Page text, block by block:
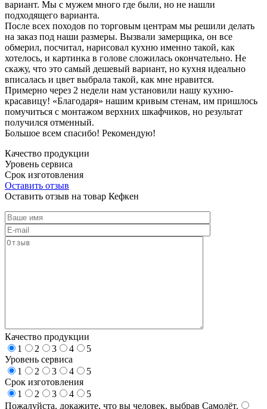
вариант. Мы с мужем много где были, но не нашли
подходящего варианта.
После всех походов по торговым центрам мы решили делать
на заказ под наши размеры. Вызвали замерщика, он все
обмерил, посчитал, нарисовал кухню именно такой, как
хотелось, и картинка в голове сложилась окончательно. Не
скажу, что это самый дешевый вариант, но кухня идеально
вписалась и цвет выбрала такой, как мне нравится.
Примерно через 2 недели нам установили нашу кухню-
красавицу! «Благодаря» нашим кривым стенам, им пришлось
помучиться с монтажом верхних шкафчиков, но результат
получился отменный.
Большое всем спасибо! Рекомендую!
Качество продукции
Уровень сервиса
Срок изготовления
Оставить отзыв
Оставить отзыв на товар Кефкен
Качество продукции
1
2 3 4
5
Уровень сервиса
1
2 3 4
5
Срок изготовления
1
2 3 4
5
Пожалуйста, докажите, что вы человек, выбрав Самолёт.